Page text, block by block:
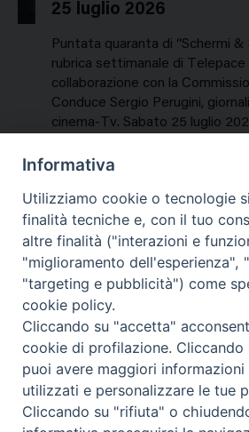
25 luglio 2026
Puntata quaranta di “Schermi &
rubrica settimanale di Telepace
collaborazione con la
Conduce Sergio Perugini,
cinema-Tv. Sabato 25 luglio
NEWS, PERCORSI TEMATICI
Mercoledì 29 Luglio 2026
Contatti & Info
Informativa
Utilizziamo cookie o tecnologie
finalità tecniche e, con il tuo
altre finalità ("interazioni e
"miglioramento dell'esperienza",
"targeting e pubblicità") come
cookie policy.
Cliccando su "accetta"
cookie di profilazione. Cliccando
puoi avere maggiori
utilizzati e personalizzare le tue
Cliccando su "rifiuta" o